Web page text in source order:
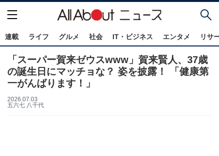
連載 ライフ グルメ 社会 IT・ビジネス エンタメ リサ
「スーパー賀来ゼウスwww」賀来賢人、37歳
の誕生日にマッチョな？ 姿を披露！ 「健康第
一がんばります！」
2026.07.03
五六七 八千代